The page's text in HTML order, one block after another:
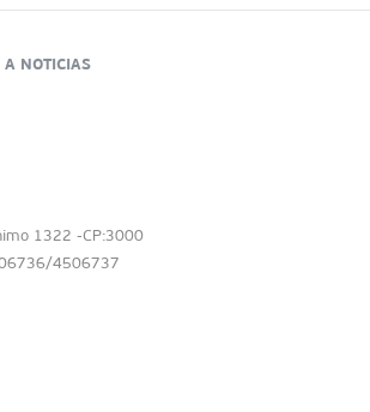
A NOTICIAS
1322 -CP:3000
4506737